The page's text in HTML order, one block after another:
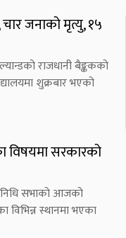
जनाको मृत्यु, १५
राजधानी बैङ्ककको
शुक्रबार भएको
विषयमा सरकारको
सभाको आजको
स्थानमा भएका